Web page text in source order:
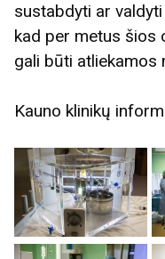
sustabdyti ar
kad per metus šios
gali būti atliekamos
Kauno klinikų